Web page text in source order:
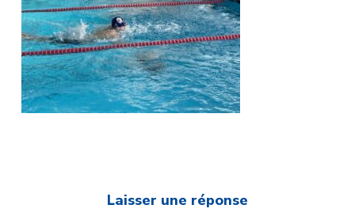
Laisser une réponse